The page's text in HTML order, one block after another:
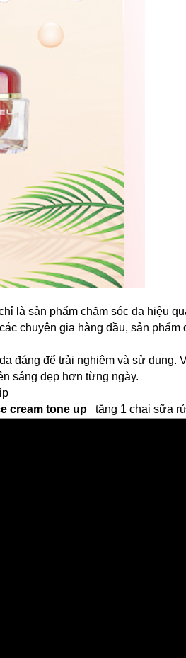
là sản phẩm chăm sóc da hiệu
chuyên gia hàng đầu, sản phẩm
đáng để trải nghiệm và sử dụng.
sáng đẹp hơn từng ngày.
cream tone up tặng 1 chai sữa